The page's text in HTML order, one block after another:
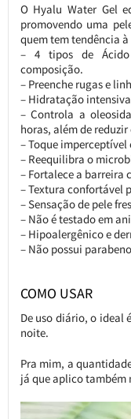
O Hyalu Water Gel
promovendo uma
quem tem tendência
– 4 tipos de Ácido
composição.
– Preenche rugas e
– Hidratação
– Controla a
horas, além de reduzir
– Toque imperceptível
– Reequilibra o
– Fortalece a barreira
– Textura confortável
– Sensação de pele
– Não é testado em
– Hipoalergênico e
– Não possui
COMO USAR
De uso diário, o ideal
noite.
Pra mim, a
já que aplico também